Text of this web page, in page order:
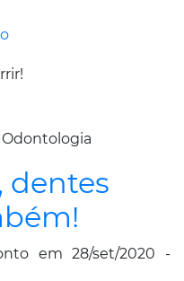
dentes
em 28/set/2020 -